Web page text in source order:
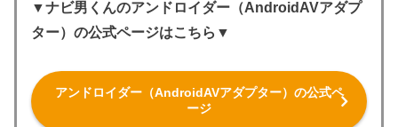
▼ナビ男くんのアンドロイダー（AndroidAVアダプ
ター）の公式ページはこちら▼
アンドロイダー（AndroidAVアダプター）の公式ペ
ージ